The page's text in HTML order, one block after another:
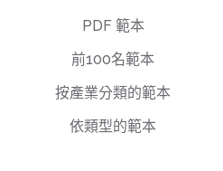
PDF 範本
前100名範本
按產業分類的範本
依類型的範本